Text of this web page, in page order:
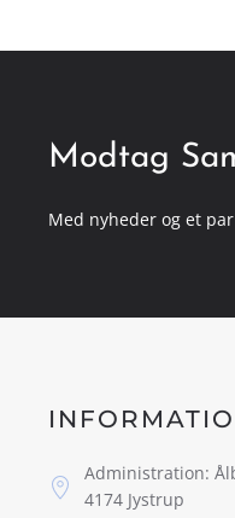
Modtag
Med nyheder og et
Administration:
4174 Jystrup